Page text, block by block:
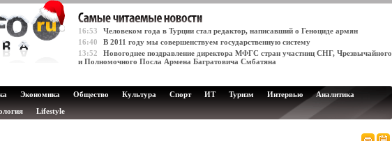
16:53
Человеком года в Турции стал редактор, написавший о Геноциде армян
16:40
В 2011 году мы совершенствуем государственную систему
13:52
Новогоднее поздравление директора МФГС стран участниц СНГ, Чрезвычайного
и Полномочного Посла Армена Багратовича Смбатяна
Экономика Общество Культура Спорт ИТ Туризм Интервью
Аналитика
Lifestyle